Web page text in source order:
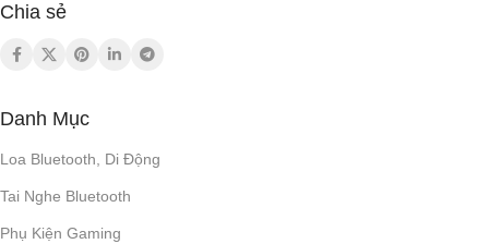
Chia sẻ
Danh Mục
Loa Bluetooth, Di Động
Tai Nghe Bluetooth
Phụ Kiện Gaming